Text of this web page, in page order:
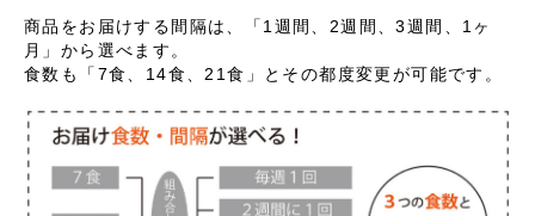
商品をお届けする間隔は、「1週間、2週間、3週間、1ヶ
月」から選べます。
食数も「7食、14食、21食」とその都度変更が可能です。